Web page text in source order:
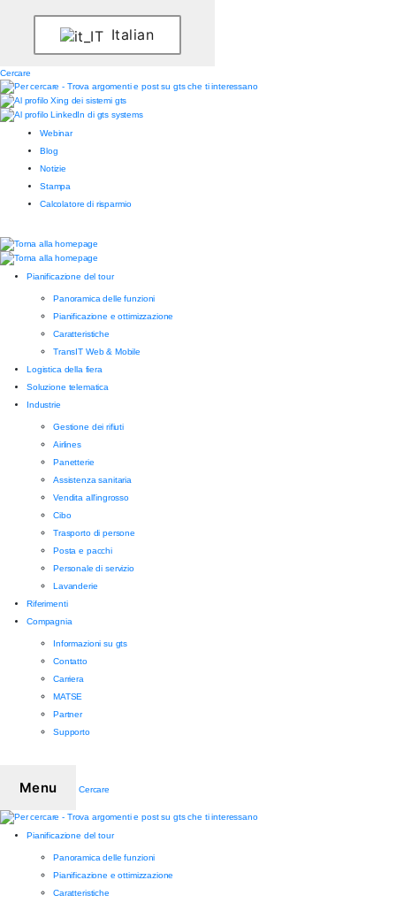
Italian
Cercare
Webinar
Blog
Notizie
Stampa
Calcolatore di risparmio
Pianificazione del tour
Panoramica delle funzioni
Pianificazione e ottimizzazione
Caratteristiche
TransIT Web & Mobile
Logistica della fiera
Soluzione telematica
Industrie
Gestione dei rifiuti
Airlines
Panetterie
Assistenza sanitaria
Vendita all'ingrosso
Cibo
Trasporto di persone
Posta e pacchi
Personale di servizio
Lavanderie
Riferimenti
Compagnia
Informazioni su gts
Contatto
Carriera
MATSE
Partner
Supporto
Menu Cercare
Pianificazione del tour
Panoramica delle funzioni
Pianificazione e ottimizzazione
Caratteristiche